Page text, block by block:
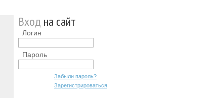
Вход на сайт
Логин
Пароль
Забыли пароль?
Зарегистрироваться